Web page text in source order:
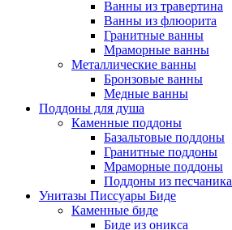
Ванны из травертина
Ванны из флюорита
Гранитные ванны
Мраморные ванны
Металлические ванны
Бронзовые ванны
Медные ванны
Поддоны для душа
Каменные поддоны
Базальтовые поддоны
Гранитные поддоны
Мраморные поддоны
Поддоны из песчаника
Унитазы Писсуары Биде
Каменные биде
Биде из оникса